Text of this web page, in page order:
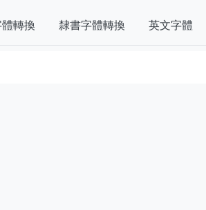
轉換 隸書字體轉換 英文字體